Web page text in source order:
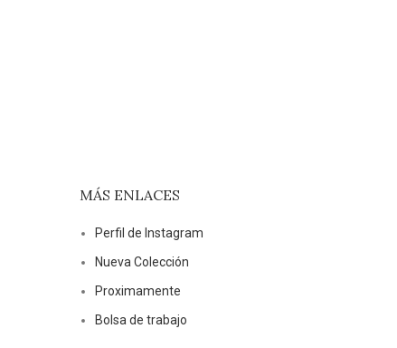
MÁS ENLACES
Perfil de Instagram
Nueva Colección
Proximamente
Bolsa de trabajo